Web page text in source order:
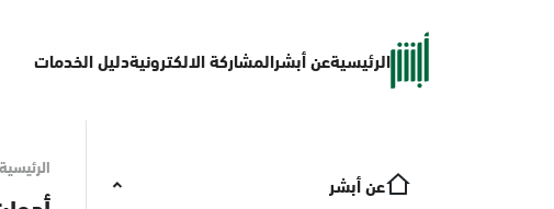
الرئيسيةعن أبشرالمشاركة الالكترونيةدليل الخدمات
عن أبشر
الرئيسية